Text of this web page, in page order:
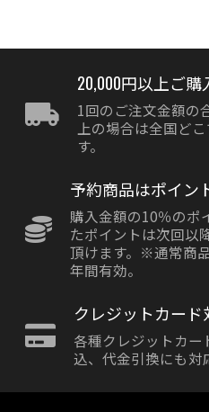
20,000円以上ご
1回のご注文金額の
上の場合は全国ど
す。
予約商品はポイン
購入金額の10％のポ
たポイントは次回以
頂けます。※通常商
年間有効。
クレジットカード
各種クレジットカ
込、代金引換にも対